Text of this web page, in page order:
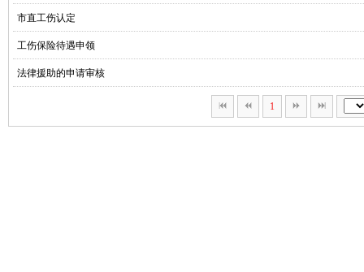
市直工伤认定
工伤保险待遇申领
法律援助的申请审核
1